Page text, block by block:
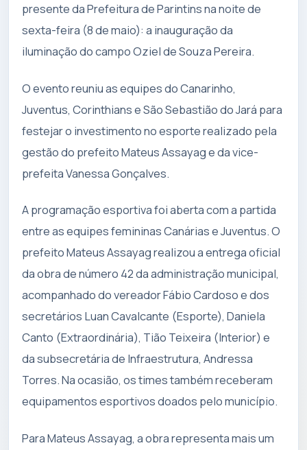
presente da Prefeitura de Parintins na noite de
sexta-feira (8 de maio): a inauguração da
iluminação do campo Oziel de Souza Pereira.
O evento reuniu as equipes do Canarinho,
Juventus, Corinthians e São Sebastião do Jará para
festejar o investimento no esporte realizado pela
gestão do prefeito Mateus Assayag e da vice-
prefeita Vanessa Gonçalves.
A programação esportiva foi aberta com a partida
entre as equipes femininas Canárias e Juventus. O
prefeito Mateus Assayag realizou a entrega oficial
da obra de número 42 da administração municipal,
acompanhado do vereador Fábio Cardoso e dos
secretários Luan Cavalcante (Esporte), Daniela
Canto (Extraordinária), Tião Teixeira (Interior) e
da subsecretária de Infraestrutura, Andressa
Torres. Na ocasião, os times também receberam
equipamentos esportivos doados pelo município.
Para Mateus Assayag, a obra representa mais um